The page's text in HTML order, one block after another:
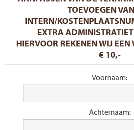
TOEVOEGEN
INTERN/
EXTRA
HIERVOOR REKENEN WIJ
€ 10,-
Voornaam:
Achternaam: